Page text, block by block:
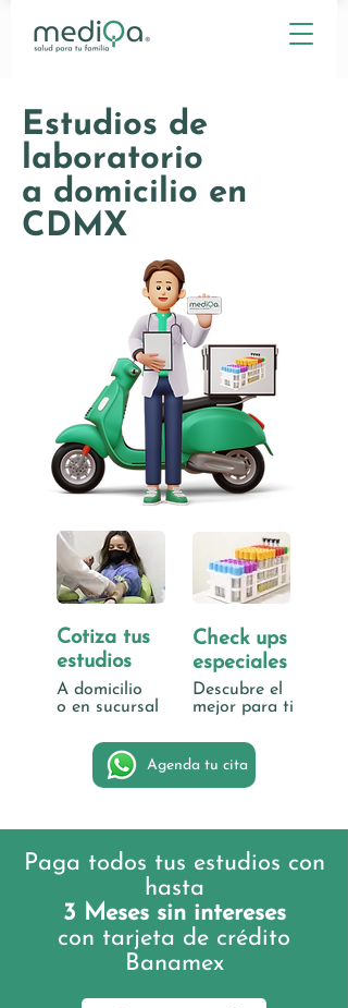
Estudios de
laboratorio
a domicilio en
CDMX
Cotiza tus
estudios
A domicilio
o en sucursal
Check ups
especiales
Descubre el
mejor para ti
Agenda tu cita
Paga todos tus estudios con
hasta
3 Meses sin intereses
con tarjeta de crédito
Banamex